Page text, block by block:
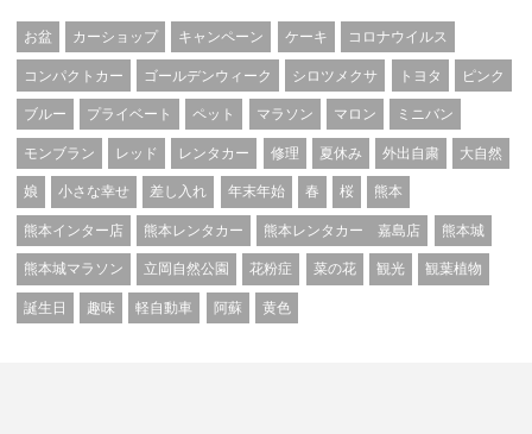
お盆 カーショップ キャンペーン ケーキ コロナウイルス
コンパクトカー ゴールデンウィーク シロツメクサ トヨタ ピンク
ブルー プライベート ペット マラソン マロン ミニバン
モンブラン レッド レンタカー 修理 夏休み 外出自粛 大自然
娘 小さな幸せ 差し入れ 年末年始 春 桜 熊本
熊本インター店 熊本レンタカー 熊本レンタカー 嘉島店 熊本城
熊本城マラソン 立岡自然公園 花粉症 菜の花 観光 観葉植物
誕生日 趣味 軽自動車 阿蘇 黄色